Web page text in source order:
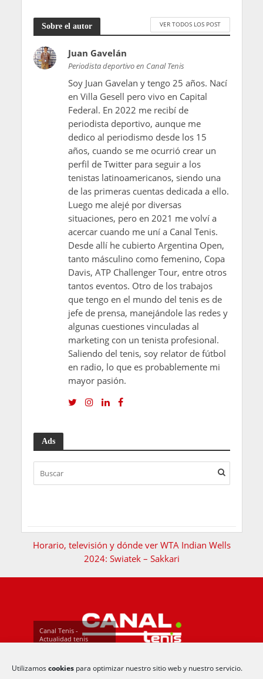
Utilizamoscookies para optimizar nuestro sitio web y nuestro servicio.
Sobre el autor VER TODOS LOS POST
Juan Gavelán
Periodista deportivo en Canal Tenis
Soy Juan Gavelan y tengo 25 años. Nací
en Villa Gesell pero vivo en Capital
Federal. En 2022 me recibí de
periodista deportivo, aunque me
dedico al periodismo desde los 15
años, cuando se me ocurrió crear un
perfil de Twitter para seguir a los
tenistas latinoamericanos, siendo una
de las primeras cuentas dedicada a ello.
Luego me alejé por diversas
situaciones, pero en 2021 me volví a
acercar cuando me uní a Canal Tenis.
Desde allí he cubierto Argentina Open,
tanto másculino como femenino, Copa
Davis, ATP Challenger Tour, entre otros
tantos eventos. Otro de los trabajos
que tengo en el mundo del tenis es de
jefe de prensa, manejándole las redes y
algunas cuestiones vinculadas al
marketing con un tenista profesional.
Saliendo del tenis, soy relator de fútbol
en radio, lo que es probablemente mi
mayor pasión.
Ads
Horario, televisión y dónde ver WTA Indian Wells
2024: Swiatek – Sakkari
Canal Tenis -
Actualidad tenis